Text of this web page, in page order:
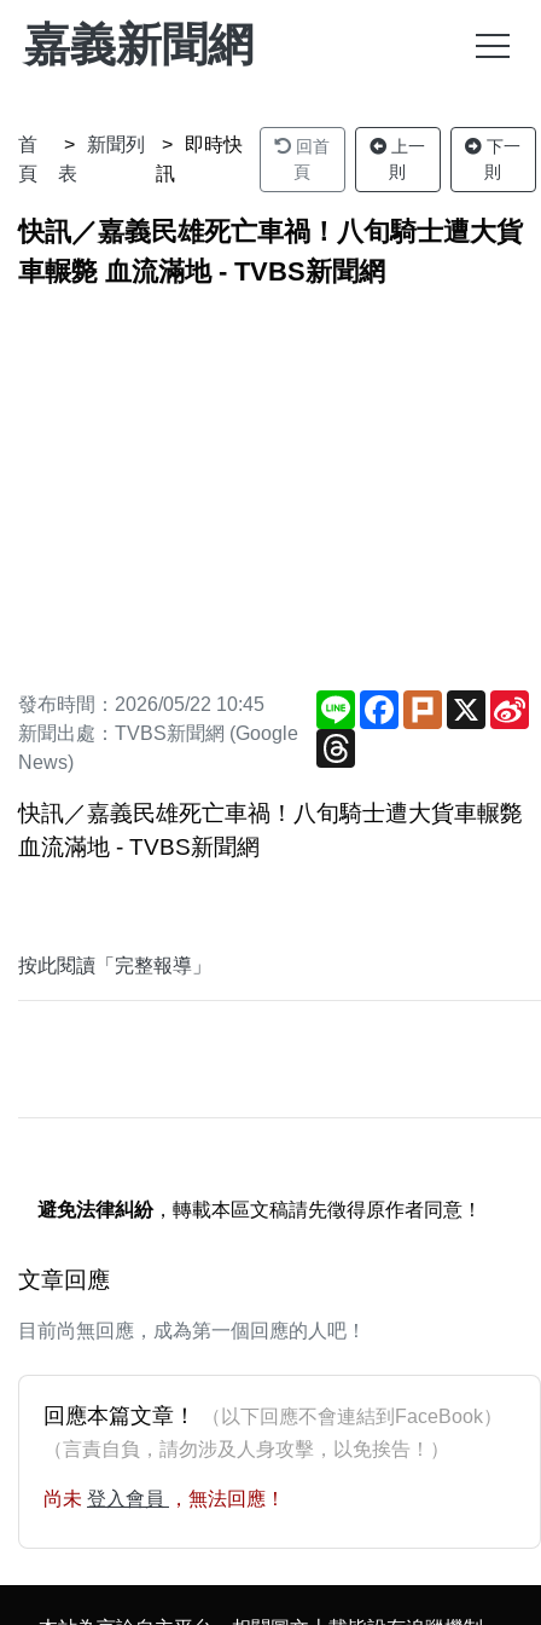
嘉義新聞網
首
頁
新聞列
表
即時快
訊
回首
頁
上一
則
下一
則
快訊／嘉義民雄死亡車禍！八旬騎士遭大貨
車輾斃 血流滿地 - TVBS新聞網
發布時間：2026/05/22 10:45
新聞出處：TVBS新聞網 (Google
News)
Line Facebook
Plurk X
快訊／嘉義民雄死亡車禍！八旬騎士遭大貨車輾斃
血流滿地 - TVBS新聞網
按此閱讀「完整報導」
避免法律糾紛，轉載本區文稿請先徵得原作者同意！
文章回應
目前尚無回應，成為第一個回應的人吧！
回應本篇文章！
（以下回應不會連結到FaceBook）
（言責自負，請勿涉及人身攻擊，以免挨告！）
尚未 登入會員 ，無法回應！